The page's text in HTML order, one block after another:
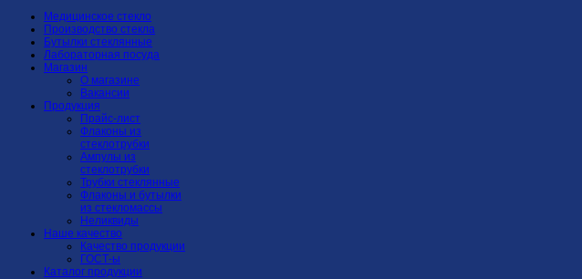
Медицинское стекло
Производство стекла
Бутылки стеклянные
Лабораторная посуда
Магазин
О магазине
Вакансии
Продукция
Прайс-лист
Флаконы из
стеклотрубки
Ампулы из
стеклотрубки
Трубки стеклянные
Флаконы и бутылки
из стекломассы
Неликвиды
Наше качество
Качество продукции
ГОСТ-ы
Каталог продукции